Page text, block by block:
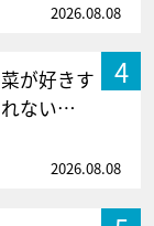
2026.08.08
4
が好きす
れない…
2026.08.08